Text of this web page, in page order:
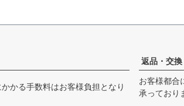
かる手数料はお客様負担となり
返品・交換
お客様都合
承っており